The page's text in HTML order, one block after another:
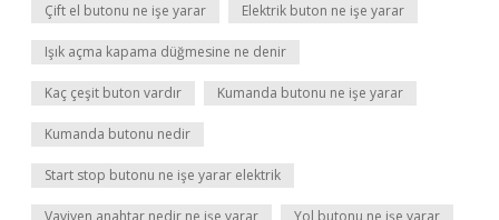
Çift el butonu ne işe yarar Elektrik buton ne işe yarar
Işık açma kapama düğmesine ne denir
Kaç çeşit buton vardır Kumanda butonu ne işe yarar
Kumanda butonu nedir
Start stop butonu ne işe yarar elektrik
Vaviyen anahtar nedir ne işe yarar Yol butonu ne işe yarar